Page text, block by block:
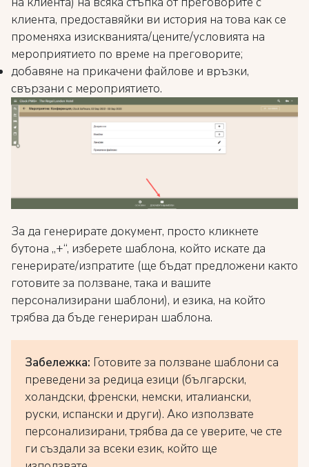
клиента, предоставяйки ви история на това как се
променяха изискванията/цените/условията на
мероприятието по време на преговорите;
добавяне на прикачени файлове и връзки,
свързани с мероприятието.
За да генерирате документ, просто кликнете
бутона „+“, изберете шаблона, който искате да
генерирате/изпратите (ще бъдат предложени както
готовите за ползване, така и вашите
персонализирани шаблони), и езика, на който
трябва да бъде генериран шаблона.
Забележка: Готовите за ползване шаблони са
преведени за редица езици (български,
холандски, френски, немски, италиански,
руски, испански и други). Ако използвате
персонализирани, трябва да се уверите, че сте
ги създали за всеки език, който ще